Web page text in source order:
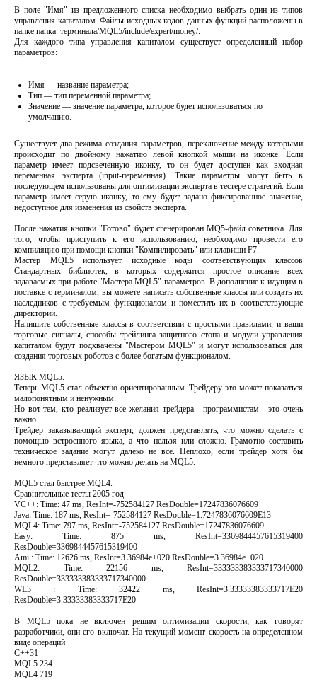
В поле "Имя" из предложенного списка необходимо выбрать один из типов
управления капиталом. Файлы исходных кодов данных функций расположены в
папке папка_терминала/MQL5/include/expert/money/.
Для каждого типа управления капиталом существует определенный набор
параметров:
Имя — название параметра;
Тип — тип переменной параметра;
Значение — значение параметра, которое будет использоваться по
умолчанию.
Существует два режима создания параметров, переключение между которыми
происходит по двойному нажатию левой кнопкой мыши на иконке. Если
параметр имеет подсвеченную иконку, то он будет доступен как входная
переменная эксперта (input-переменная). Такие параметры могут быть в
последующем использованы для оптимизации эксперта в тестере стратегий. Если
параметр имеет серую иконку, то ему будет задано фиксированное значение,
недоступное для изменения из свойств эксперта.
После нажатия кнопки "Готово" будет сгенерирован MQ5-файл советника. Для
того, чтобы приступить к его использованию, необходимо провести его
компиляцию при помощи кнопки "Компилировать" или клавиши F7.
Мастер MQL5 использует исходные коды соответствующих классов
Стандартных библиотек, в которых содержится простое описание всех
задаваемых при работе "Мастера MQL5" параметров. В дополнение к идущим в
поставке с терминалом, вы можете написать собственные классы или создать их
наследников с требуемым функционалом и поместить их в соответствующие
директории.
Напишите собственные классы в соответствии с простыми правилами, и ваши
торговые сигналы, способы трейлинга защитного стопа и модули управления
капиталом будут подхвачены "Мастером MQL5" и могут использоваться для
создания торговых роботов с более богатым функционалом.
ЯЗЫК MQL5.
Теперь MQL5 стал объектно ориентированным. Трейдеру это может показаться
малопонятным и ненужным.
Но вот тем, кто реализует все желания трейдера - программистам - это очень
важно.
Трейдер заказывающий эксперт, должен представлять, что можно сделать с
помощью встроенного языка, а что нельзя или сложно. Грамотно составить
техническое задание могут далеко не все. Неплохо, если трейдер хотя бы
немного представляет что можно делать на MQL5.
MQL5 стал быстрее MQL4.
Сравнительные тесты 2005 год
VC++: Time: 47 ms, ResInt=-752584127 ResDouble=17247836076609
Java: Time: 187 ms, ResInt=-752584127 ResDouble=1.7247836076609E13
MQL4: Time: 797 ms, ResInt=-752584127 ResDouble=17247836076609
Easy: Time: 875 ms, ResInt=3369844457615319400
ResDouble=3369844457615319400
Ami : Time: 12626 ms, ResInt=3.36984e+020 ResDouble=3.36984e+020
MQL2: Time: 22156 ms, ResInt=333333383333717340000
ResDouble=333333383333717340000
WL3 : Time: 32422 ms, ResInt=3.33333383333717E20
ResDouble=3.33333383333717E20
В MQL5 пока не включен решим оптимизации скорости; как говорят
разработчики, они его включат. На текущий момент скорость на определенном
виде операций
С++31
MQL5 234
MQL4 719